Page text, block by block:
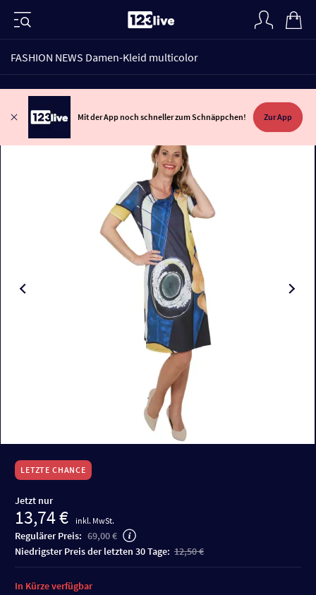
FASHION NEWS Damen-Kleid multicolor
Mit der App noch schneller zum Schnäppchen! Zur App
LETZTE CHANCE
Jetzt nur
13,74 € inkl. MwSt.
Regulärer Preis: 69,00 €
niedrigster Preis der letzten 30 Tage: 12,50 €
In Kürze verfügbar